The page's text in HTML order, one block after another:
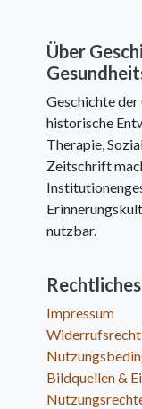
Über
Geschichte
historische
Therapie,
Zeitschrift
nutzbar.
Rechtliches
Impressum
Widerrufsrecht
Bildquellen &